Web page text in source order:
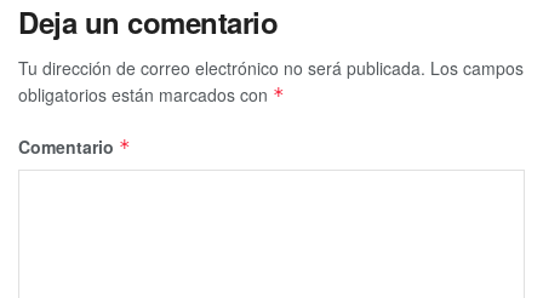
Deja un comentario
Tu dirección de correo electrónico no será publicada. Los campos
obligatorios están marcados con *
Comentario *